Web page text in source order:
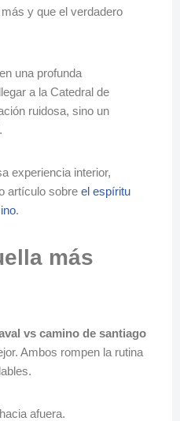
y que el verdadero
una profunda
a la Catedral de
ruidosa, sino un
experiencia interior,
artículo sobre el espíritu
.
más
vs camino de santiago
Ambos rompen la rutina
afuera.